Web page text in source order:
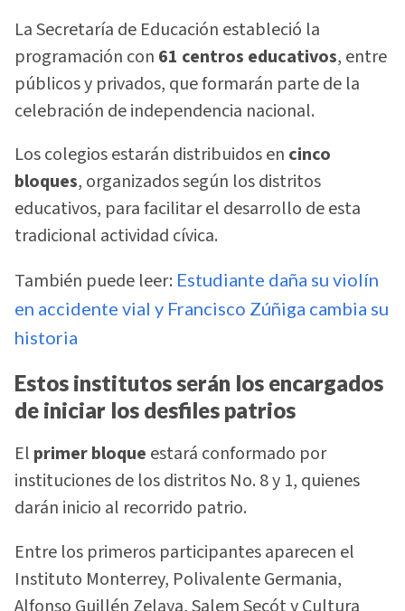
La Secretaría de Educación estableció la
programación con 61 centros educativos, entre
públicos y privados, que formarán parte de la
celebración de independencia nacional.
Los colegios estarán distribuidos en cinco
bloques, organizados según los distritos
educativos, para facilitar el desarrollo de esta
tradicional actividad cívica.
También puede leer: Estudiante daña su violín
en accidente vial y Francisco Zúñiga cambia su
historia
Estos institutos serán los encargados
de iniciar los desfiles patrios
El primer bloque estará conformado por
instituciones de los distritos No. 8 y 1, quienes
darán inicio al recorrido patrio.
Entre los primeros participantes aparecen el
Instituto Monterrey, Polivalente Germania,